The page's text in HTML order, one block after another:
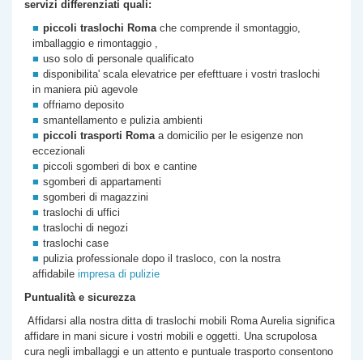
servizi differenziati quali:
piccoli traslochi Romache comprende il smontaggio,
imballaggio e rimontaggio ,
uso solo di personale qualificato
disponibilita' scala elevatrice per efefttuare i vostri traslochi
in maniera più agevole
offriamo deposito
smantellamento e pulizia ambienti
piccoli trasporti Romaa domicilio per le esigenze non
eccezionali
piccoli sgomberi di box e cantine
sgomberi di appartamenti
sgomberi di magazzini
traslochi di uffici
traslochi di negozi
traslochi case
pulizia professionale dopo il trasloco, con la nostra
affidabile impresa di pulizie
Puntualità e sicurezza
Affidarsi alla nostra ditta di traslochi mobili RomaAurelia significa
affidare in mani sicure i vostri mobili e oggetti. Una scrupolosa
cura negli imballaggi e un attento e puntuale trasporto consentono